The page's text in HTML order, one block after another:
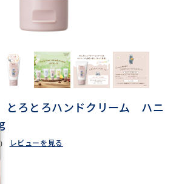
ろとろハンドクリーム ハニ
レビューを見る